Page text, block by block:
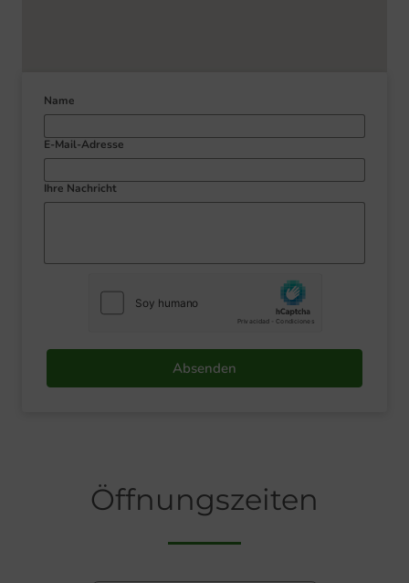
Name
E-Mail-Adresse
Ihre Nachricht
Absenden
Öffnungszeiten